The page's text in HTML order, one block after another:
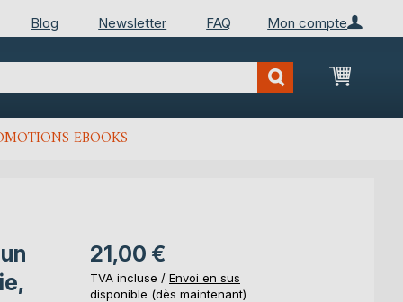
Mon compte
Blog Newsletter FAQ
Mon
EBOOKS
21,00 €
TVA incluse / Envoi en sus
disponible (dès maintenant)